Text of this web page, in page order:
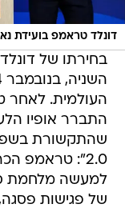
דונלד טראמפ בועידת
בחירתו של
התברר אופיו
שהתקשורת
2.0": טראמפ
למעשה מלחמת
של פגישות פסגה,